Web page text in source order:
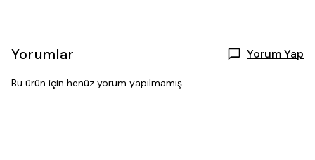
Yorumlar Yorum Yap
Bu ürün için henüz yorum yapılmamış.